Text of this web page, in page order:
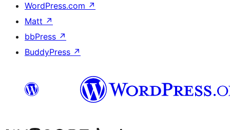
WordPress.com ↗
Matt ↗
bbPress ↗
BuddyPress ↗